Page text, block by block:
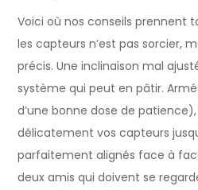
Voici où nos conseils prennent
les capteurs n’est pas sorcier,
précis. Une inclinaison mal
système qui peut en pâtir.
d’une bonne dose de
délicatement vos capteurs
parfaitement alignés face à
deux amis qui doivent se